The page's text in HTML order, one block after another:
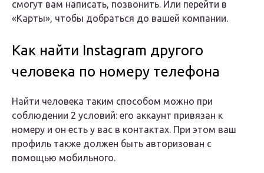
смогут вам написать, позвонить. Или перейти в
«Карты», чтобы добраться до вашей компании.
Как найти Instagram другого
человека по номеру телефона
Найти человека таким способом можно при
соблюдении 2 условий: его аккаунт привязан к
номеру и он есть у вас в контактах. При этом ваш
профиль также должен быть авторизован с
помощью мобильного.